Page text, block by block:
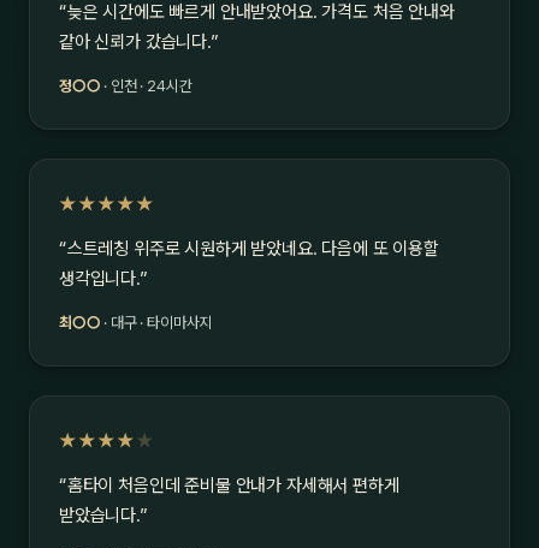
“늦은 시간에도 빠르게 안내받았어요. 가격도 처음 안내와
같아 신뢰가 갔습니다.”
정○○ · 인천 · 24시간
★★★★★
“스트레칭 위주로 시원하게 받았네요. 다음에 또 이용할
생각입니다.”
최○○ · 대구 · 타이마사지
★★★★ ★
“홈타이 처음인데 준비물 안내가 자세해서 편하게
받았습니다.”